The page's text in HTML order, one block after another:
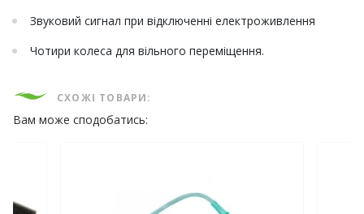
Звуковий сигнал при відключенні електроживлення
Чотири колеса для вільного переміщення.
СХОЖІ ТОВАРИ:
Вам може сподобатись: